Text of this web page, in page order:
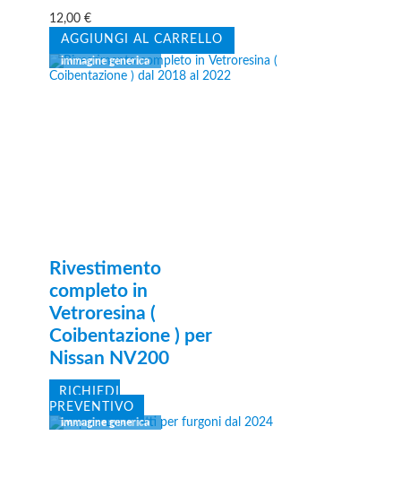
12,00€
AGGIUNGI AL CARRELLO
Rivestimento
completo in
Vetroresina (
Coibentazione ) per
Nissan NV200
RICHIEDI
PREVENTIVO